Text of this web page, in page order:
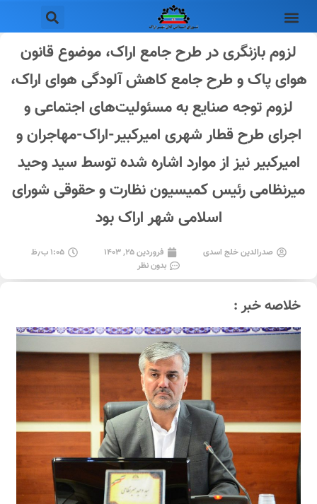
لزوم بازنگری در طرح جامع اراک، موضوع قانون
هوای پاک و طرح جامع کاهش آلودگی هوای اراک،
لزوم توجه صنایع به مسئولیت‌های اجتماعی و
اجرای طرح قطار شهری امیرکبیر-اراک-مهاجران و
امیرکبیر نیز از موارد اشاره شده توسط سید وحید
میرنظامی رئیس کمیسیون نظارت و حقوقی شورای
اسلامی شهر اراک بود
صدرالدین خلج اسدی فروردین ۲۵, ۱۴۰۳
۱:۰۵ ب٫ظ
بدون نظر
خلاصه خبر :